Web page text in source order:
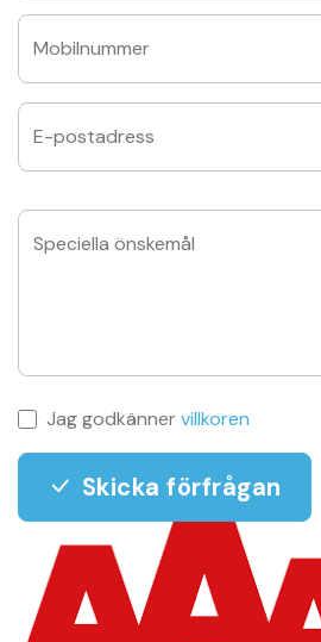
Mobilnummer
E-postadress
Speciella önskemål
Jag godkännervillkoren
Skicka förfrågan